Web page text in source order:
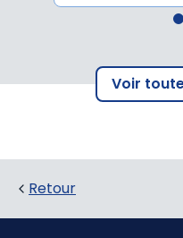
Voir
Retour